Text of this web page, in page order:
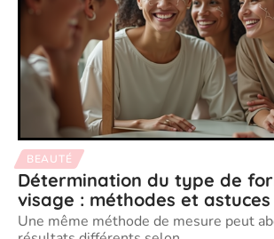
BEAUTÉ
Détermination du type de
visage : méthodes et astuces
Une même méthode de mesure peut